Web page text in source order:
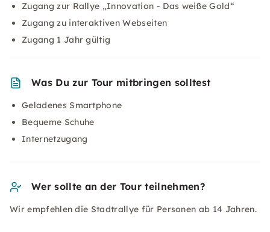
Zugang zur Rallye „Innovation - Das weiße Gold“
Zugang zu interaktiven Webseiten
Zugang 1 Jahr gültig
Was Du zur Tour mitbringen solltest
Geladenes Smartphone
Bequeme Schuhe
Internetzugang
Wer sollte an der Tour teilnehmen?
Wir empfehlen die Stadtrallye für Personen ab 14 Jahren.